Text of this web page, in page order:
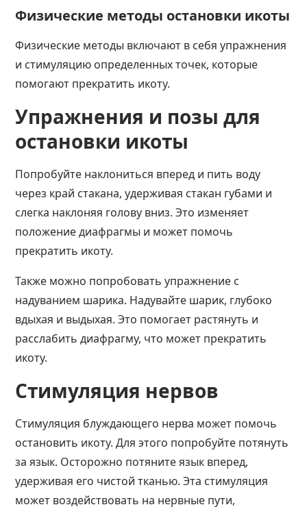
Физические методы остановки икоты
Физические методы включают в себя упражнения
и стимуляцию определенных точек, которые
помогают прекратить икоту.
Упражнения и позы для
остановки икоты
Попробуйте наклониться вперед и пить воду
через край стакана, удерживая стакан губами и
слегка наклоняя голову вниз. Это изменяет
положение диафрагмы и может помочь
прекратить икоту.
Также можно попробовать упражнение с
надуванием шарика. Надувайте шарик, глубоко
вдыхая и выдыхая. Это помогает растянуть и
расслабить диафрагму, что может прекратить
икоту.
Стимуляция нервов
Стимуляция блуждающего нерва может помочь
остановить икоту. Для этого попробуйте потянуть
за язык. Осторожно потяните язык вперед,
удерживая его чистой тканью. Эта стимуляция
может воздействовать на нервные пути,